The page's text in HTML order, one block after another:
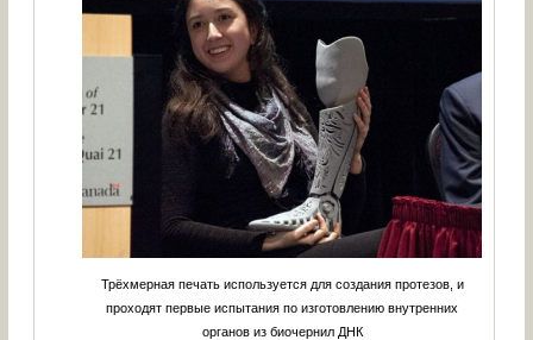
Трёхмерная печать используется для создания протезов, и
проходят первые испытания по изготовлению внутренних
органов из биочернил ДНК